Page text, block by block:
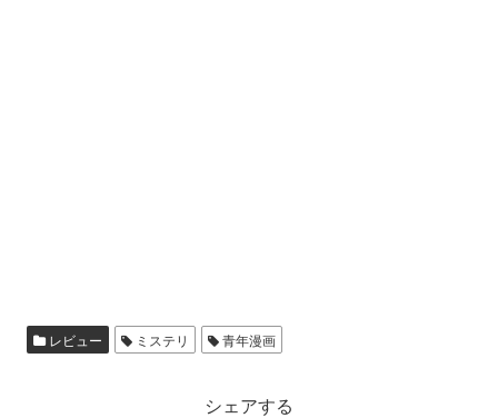
レビュー ミステリ 青年漫画
シェアする